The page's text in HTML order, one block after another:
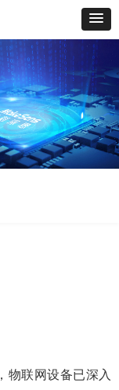
物联网设备已深入